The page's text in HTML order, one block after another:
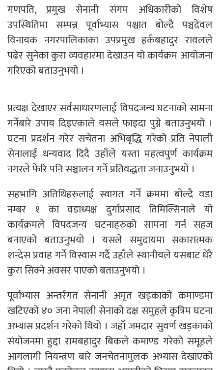
गणपति, प्रमुख सेनानी संगम अधिकारीको विशेष
उपस्थितिमा सम्पन्न पूर्वाभ्यास पश्चात बोल्दै पञ्चदेवल
विनायक नगरपालिकाका उपप्रमुख हर्कबहादुर रावलले
पढेर सुनेका कुरा व्यवहारमा देखाउन यो कार्यक्रम आयोजना
गरिएको बताउनुभयो ।
प्रत्यक्ष देखाएर सर्वसाधारणलाई विपदजन्य घटनाको सामना
गर्नेबारे उपाय दिइएकाले यसले फाइदा पुग्ने बताउनुभयो ।
घटना प्रदर्शन गरेर सचेतना अभिबृद्धि गरेको प्रति नेपाली
सेनालाई धन्यवाद दिदै उहाँले यस्ता महत्वपुर्ण कार्यक्रम
नगरले फेरि पनि सञ्चालन गर्ने प्रतिवद्धता जनाउनुभयो ।
सहभागि अतिथिहरुलाई स्वागत गर्ने क्रममा बोल्दै वडा
नम्बर १ का वडाध्यक्ष दुर्गाप्रसाद तिमिल्सिनाले यो
कार्यक्रमले विपदजन्य घटनाहरुको सामना गर्न सहज
बनाएको बताउनुभयो । यसले समुदायमा सकारात्मक
शन्देस प्रवाह गर्ने विस्वास गर्दै उहाँले स्थानीयले यसबाट धेरै
कुरा सिक्ने अवसर पाएको बताउनुभयो ।
पूर्वाभ्यास अन्तर्रगत सेनानी अमृत खड्काको कमाण्डमा
खटिएको ४० जना नेपाली सेनाको दक्ष समुहले कृत्रिम घटना
अभ्यास प्रदर्शन गरेको थियो । जहाँ जमदार सुवर्ण खड्काको
संयोजनमा हुद्दा रामबहादुर बिकले कमाण्ड गरेको समूहले
आगलागी नियन्त्रण बारे जनचेतनामुलक अभ्यास देखाएको